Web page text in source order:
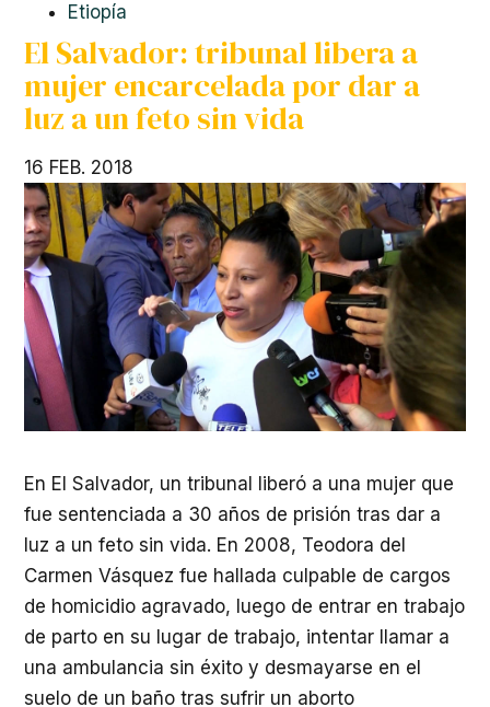
Etiopía
El Salvador: tribunal libera a
mujer encarcelada por dar a
luz a un feto sin vida
16 FEB. 2018
En El Salvador, un tribunal liberó a una mujer que
fue sentenciada a 30 años de prisión tras dar a
luz a un feto sin vida. En 2008, Teodora del
Carmen Vásquez fue hallada culpable de cargos
de homicidio agravado, luego de entrar en trabajo
de parto en su lugar de trabajo, intentar llamar a
una ambulancia sin éxito y desmayarse en el
suelo de un baño tras sufrir un aborto